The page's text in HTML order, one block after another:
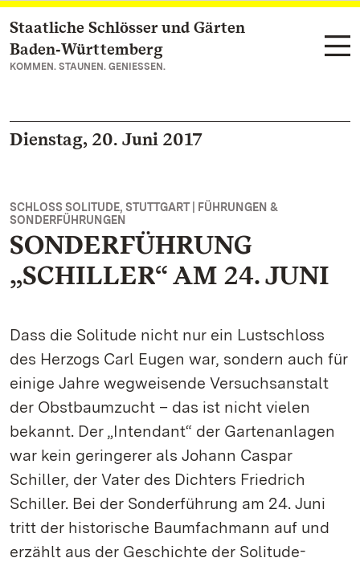
Zum Hauptinhalt springen
Staatliche Schlösser und Gärten
Baden‑Württemberg
KOMMEN. STAUNEN. GENIESSEN.
Dienstag, 20. Juni 2017
SCHLOSS SOLITUDE, STUTTGART | FÜHRUNGEN &
SONDERFÜHRUNGEN
SONDERFÜHRUNG
„SCHILLER“ AM 24. JUNI
Dass die Solitude nicht nur ein Lustschloss
des Herzogs Carl Eugen war, sondern auch für
einige Jahre wegweisende Versuchsanstalt
der Obstbaumzucht – das ist nicht vielen
bekannt. Der „Intendant“ der Gartenanlagen
war kein geringerer als Johann Caspar
Schiller, der Vater des Dichters Friedrich
Schiller. Bei der Sonderführung am 24. Juni
tritt der historische Baumfachmann auf und
erzählt aus der Geschichte der Solitude-